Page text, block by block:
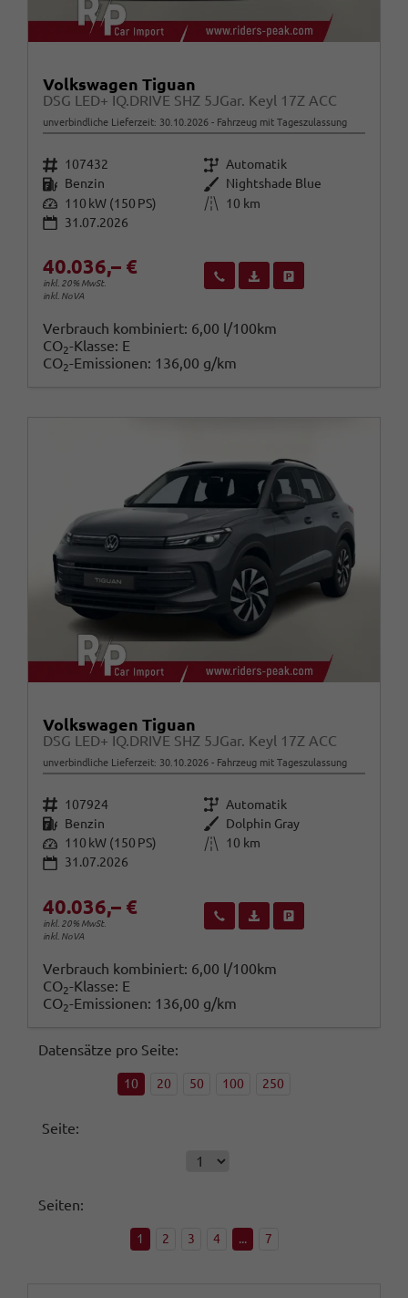
Volkswagen Tiguan
DSG LED+ IQ.DRIVE SHZ 5JGar. Keyl 17Z ACC
unverbindliche Lieferzeit: 30.10.2026 Fahrzeug mit Tageszulassung
Fahrzeugnr. 107432 Getriebe Automatik
Kraftstoff Benzin Außenfarbe Nightshade Blue
Leistung 110 kW (150 PS) Kilometerstand
10 km
31.07.2026
40.036,– €
inkl. 20% MwSt.
inkl. NoVA
Wir rufen Sie anFahrzeugexposé (PDF)
Verbrauch kombiniert: 6,00 l/100km
CO2-Klasse: E
CO2-Emissionen: 136,00 g/km
Volkswagen Tiguan
DSG LED+ IQ.DRIVE SHZ 5JGar. Keyl 17Z ACC
unverbindliche Lieferzeit: 30.10.2026 Fahrzeug mit Tageszulassung
Fahrzeugnr. 107924 Getriebe Automatik
Kraftstoff Benzin Außenfarbe
Dolphin Gray
Leistung 110 kW (150 PS) Kilometerstand
10 km
31.07.2026
40.036,– €
inkl. 20% MwSt.
inkl. NoVA
Wir rufen Sie anFahrzeugexposé (PDF)
Verbrauch kombiniert: 6,00 l/100km
CO2-Klasse: E
CO2-Emissionen: 136,00 g/km
Datensätze pro Seite:
10 20 50 100 250
Seite:
Seiten:
1 2 3 4 ... 7